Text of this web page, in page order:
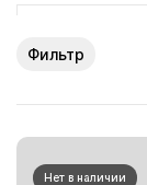
Фильтр
Нет в наличии